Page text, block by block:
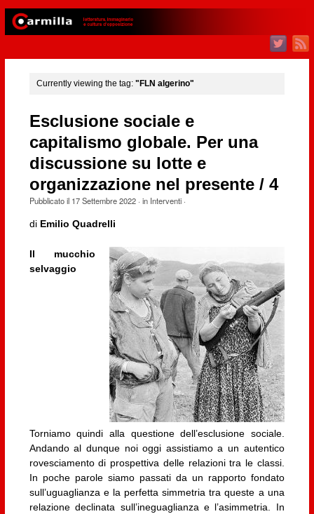
Currently viewing the tag: "FLN algerino"
Esclusione sociale e
capitalismo globale. Per una
discussione su lotte e
organizzazione nel presente / 4
Pubblicato il 17 Settembre 2022· in Interventi·
di Emilio Quadrelli
Il mucchio
selvaggio
Torniamo quindi alla questione dell’esclusione sociale.
Andando al dunque noi oggi assistiamo a un autentico
rovesciamento di prospettiva delle relazioni tra le classi.
In poche parole siamo passati da un rapporto fondato
sull’uguaglianza e la perfetta simmetria tra queste a una
relazione declinata sull’ineguaglianza e l’asimmetria. In